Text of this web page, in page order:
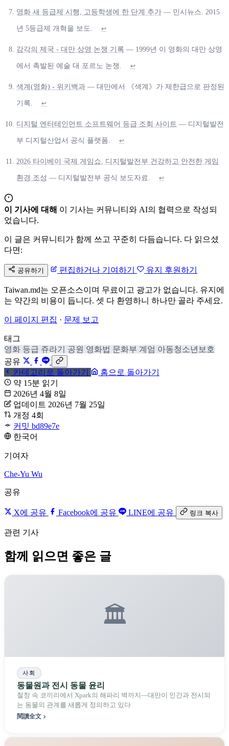
영화 새 등급제 시행, 고등학생에 한 단계 추가 — 민시뉴스. 2015
년 5등급제 개혁을 보도. ↩
감각의 제국 - 대만 상영 논쟁 기록 — 1999년 이 영화의 대만 상영
에서 촉발된 예술 대 포르노 논쟁. ↩
색계(영화) - 위키백과 — 대만에서 《색계》가 제한급으로 판정된
기록. ↩
디지털 엔터테인먼트 소프트웨어 등급 조회 사이트 — 디지털발전
부 디지털산업서 공식 플랫폼. ↩
2026 타이베이 국제 게임쇼, 디지털발전부 건강하고 안전한 게임
환경 조성 — 디지털발전부 공식 보도자료. ↩
이 기사에 대해 이 기사는 커뮤니티와 AI의 협력으로 작성되
었습니다.
이 글은 커뮤니티가 함께 쓰고 꾸준히 다듬습니다. 다 읽으셨
다면:
공유하기 편집하거나 기여하기 유지 후원하기
Taiwan.md는 오픈소스이며 무료이고 광고가 없습니다. 유지에
는 약간의 비용이 듭니다. 셋 다 환영하니 하나만 골라 주세요.
이 페이지 편집 · 문제 보고
태그
영화 등급 쥬라기 공원 영화법 문화부 계엄 아동청소년보호
공유
카테고리로 돌아가기
홈으로 돌아가기
약 15분 읽기
2026년 4월 8일
업데이트 2026년 7월 25일
개정 4회
커밋 bd89e7e
한국어
기여자
Che-Yu Wu
공유
X에 공유 Facebook에 공유 LINE에 공유 링크 복사
관련 기사
함께 읽으면 좋은 글
🏛️
사회
동물원과 전시 동물 윤리
철창 속 코끼리에서 Xpark의 해파리 벽까지—대만이 인간과 전시되
는 동물의 관계를 새롭게 정의하고 있다
閱讀全文